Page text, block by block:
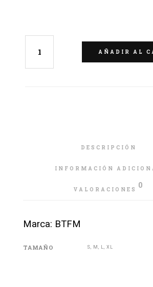
AÑADIR AL
DESCRIPCIÓN
INFORMACIÓN
VALORACIONES 0
Marca: BTFM
TAMAÑO S, M, L, XL